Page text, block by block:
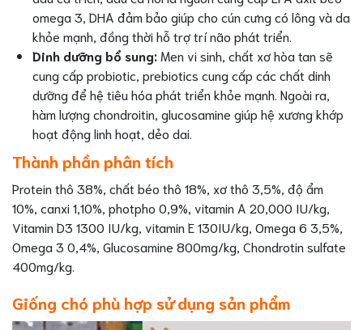
omega 3, DHA đảm bảo giúp cho cún cưng có lông và da
khỏe mạnh, đồng thời hỗ trợ trí não phát triển.
Dinh dưỡng bổ sung: Men vi sinh, chất xơ hòa tan sẽ
cung cấp probiotic, prebiotics cung cấp các chất dinh
dưỡng để hệ tiêu hóa phát triển khỏe mạnh. Ngoài ra,
hàm lượng chondroitin, glucosamine giúp hệ xương khớp
hoạt động linh hoạt, dẻo dai.
Thành phần phân tích
Protein thô 38%, chất béo thô 18%, xơ thô 3,5%, độ ẩm
10%, canxi 1,10%, photpho 0,9%, vitamin A 20,000 IU/kg,
Vitamin D3 1300 IU/kg, vitamin E 130IU/kg, Omega 6 3,5%,
Omega 3 0,4%, Glucosamine 800mg/kg, Chondrotin sulfate
400mg/kg.
Giống chó phù hợp sử dụng sản phẩm